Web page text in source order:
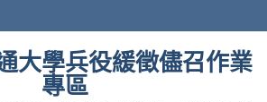
大學兵役緩徵儘召作業
專區